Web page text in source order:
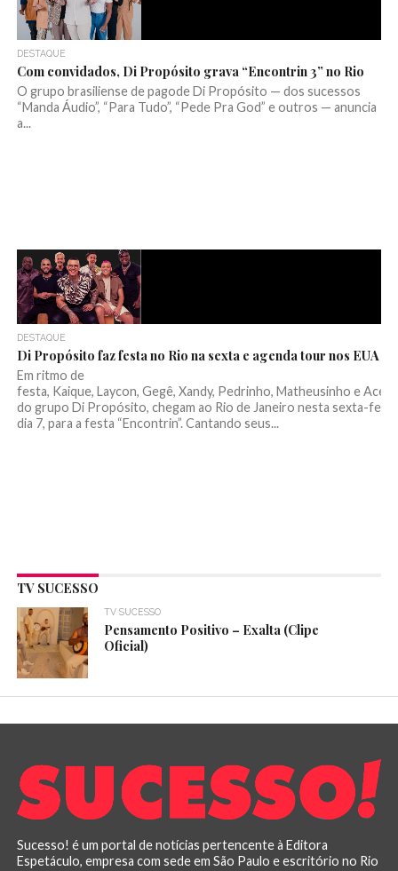
DESTAQUE
Com convidados, Di Propósito grava “Encontrin 3” no Rio
O grupo brasiliense de pagode Di Propósito — dos sucessos
“Manda Áudio”, “Para Tudo”, “Pede Pra God” e outros — anuncia
a...
DESTAQUE
Di Propósito faz festa no Rio na sexta e agenda tour nos EUA
Em ritmo de
festa, Kaique, Laycon, Gegê, Xandy, Pedrinho, Matheusinho e
do grupo Di Propósito, chegam ao Rio de Janeiro nesta sexta-feira,
dia 7, para a festa “Encontrin”. Cantando seus...
TV SUCESSO
TV SUCESSO
Pensamento Positivo – Exalta (Clipe
Oficial)
Sucesso! é um portal de notícias pertencente à Editora
Espetáculo, empresa com sede em São Paulo e escritório no Rio